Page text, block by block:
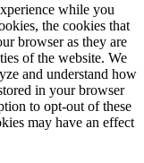
while you
the cookies that
browser as they are
of the website. We
and understand how
in your browser
to opt-out of these
may have an effect